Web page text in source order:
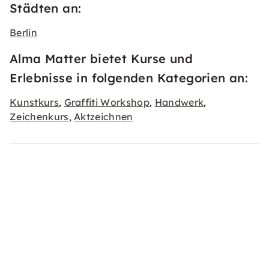
Städten an:
Berlin
Alma Matter bietet Kurse und
Erlebnisse in folgenden Kategorien an:
Kunstkurs, Graffiti Workshop, Handwerk,
Zeichenkurs,Aktzeichnen